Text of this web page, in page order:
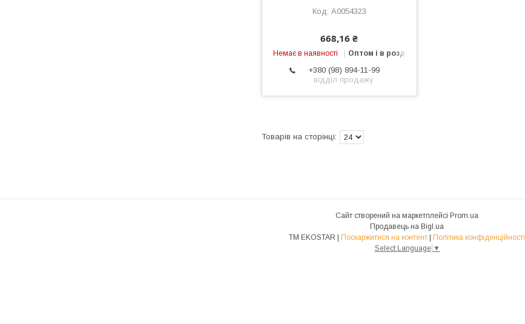
А0054323
668,16 ₴
Немає в наявності Оптом і в роздріб
+380 (98) 894-11-99
відділ продажу
Сайт створений на маркетплейсі Prom.ua
Продавець на Bigl.ua
ТМ EKOSTAR | Поскаржитися на контент | Політика конфіденційності
Select Language ▼